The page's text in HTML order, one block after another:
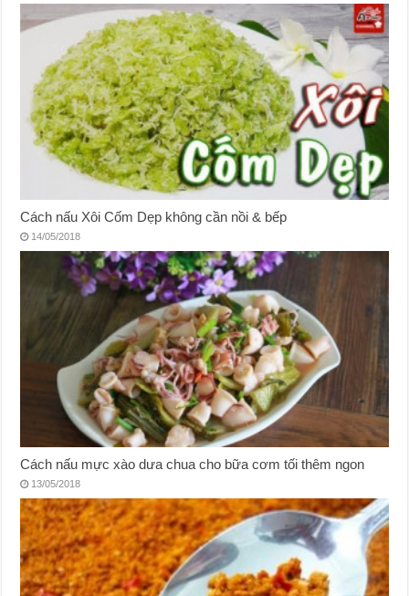
Cách nấu Xôi Cốm Dẹp không cần nồi & bếp
14/05/2018
Cách nấu mực xào dưa chua cho bữa cơm tối thêm ngon
13/05/2018